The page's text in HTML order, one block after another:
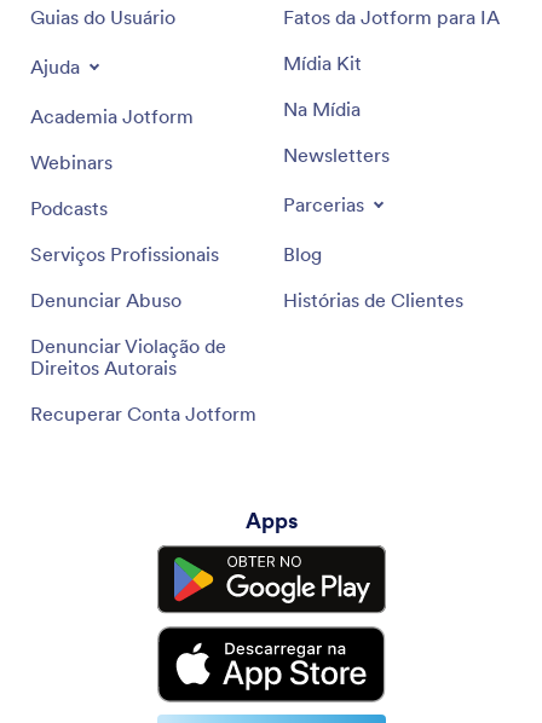
Guias do Usuário
Ajuda
Academia Jotform
Webinars
Podcasts
Serviços Profissionais
Denunciar Abuso
Denunciar Violação de
Direitos Autorais
Recuperar Conta Jotform
Fatos da Jotform para IA
Mídia Kit
Na Mídia
Newsletters
Parcerias
Blog
Histórias de Clientes
Apps